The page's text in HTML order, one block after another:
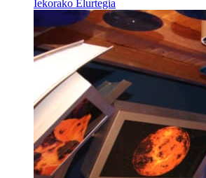
Iekorako Elurtegia